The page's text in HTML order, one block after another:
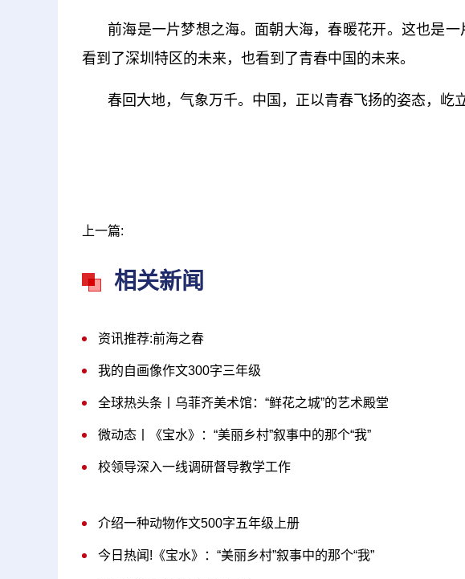
前海是一片梦想之海。面朝大海，春暖花开。这也是
看到了深圳特区的未来，也看到了青春中国的未来。
春回大地，气象万千。中国，正以青春飞扬的姿态，屹
上一篇:
相关新闻
资讯推荐:前海之春
我的自画像作文300字三年级
全球热头条丨乌菲齐美术馆：“鲜花之城”的艺术殿堂
微动态丨《宝水》：“美丽乡村”叙事中的那个“我”
校领导深入一线调研督导教学工作
介绍一种动物作文500字五年级上册
今日热闻!《宝水》：“美丽乡村”叙事中的那个“我”